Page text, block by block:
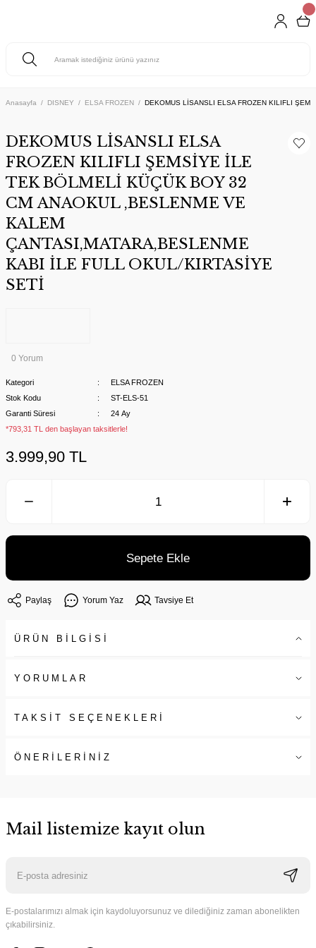
Anasayfa DISNEY ELSA FROZEN DEKOMUS LİSANSLI ELSA FROZEN KILIFLI
DEKOMUS LİSANSLI ELSA
FROZEN KILIFLI ŞEMSİYE İLE
TEK BÖLMELİ KÜÇÜK BOY 32
CM ANAOKUL ,BESLENME VE
KALEM
ÇANTASI,MATARA,BESLENME
KABI İLE FULL OKUL/KIRTASİYE
SETİ
0 Yorum
Kategori
ELSA FROZEN
Stok Kodu
ST-ELS-51
Garanti Süresi
24 Ay
*793,31 TL den başlayan taksitlerle!
3.999,90 TL
Sepete Ekle
Paylaş Yorum Yaz Tavsiye Et
ÜRÜN BİLGİSİ
YORUMLAR
TAKSİT SEÇENEKLERİ
ÖNERİLERİNİZ
Mail listemize kayıt olun
E-postalarımızı almak için kaydoluyorsunuz ve dilediğiniz zaman abonelikten
çıkabilirsiniz.